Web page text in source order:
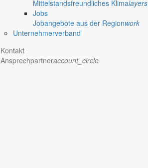
Mittelstandsfreundliches Klimalayers
Jobs
Jobangebote aus der Regionwork
Unternehmerverband
Kontakt
Ansprechpartneraccount_circle